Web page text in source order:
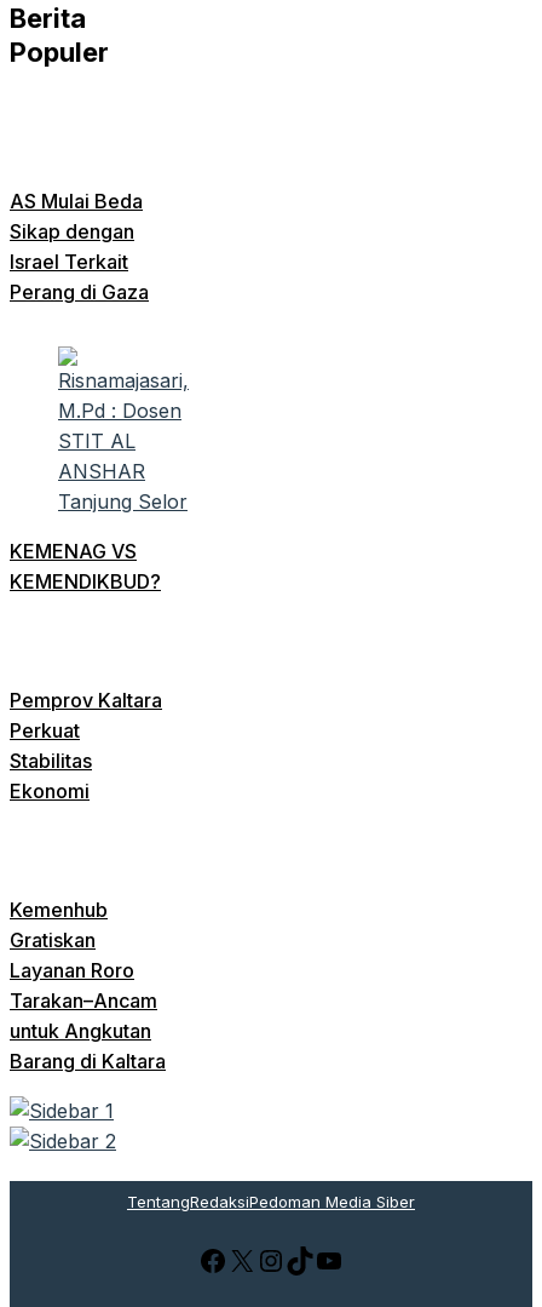
Berita
Populer
AS Mulai Beda
Sikap dengan
Israel Terkait
Perang di Gaza
KEMENAG VS
KEMENDIKBUD?
Pemprov Kaltara
Perkuat
Stabilitas
Ekonomi
Kemenhub
Gratiskan
Layanan Roro
Tarakan–Ancam
untuk Angkutan
Barang di Kaltara
TentangRedaksiPedoman Media Siber
Facebook
X Instagram
TikTok
YouTube